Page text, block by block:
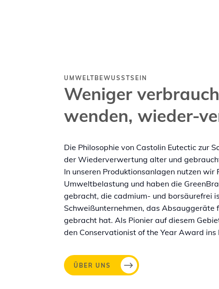
UMWELTBEWUSSTSEIN
Weniger
wenden, wieder-
Die Philosophie von Castolin Eutectic zur
der Wiederverwertung alter und
In unseren Produktionsanlagen nutzen wir
Umweltbelastung und haben die
gebracht, die cadmium- und borsäurefrei
Schweißunternehmen, das
gebracht hat. Als Pionier auf diesem
den Conservationist of the Year Award ins
ÜBER UNS